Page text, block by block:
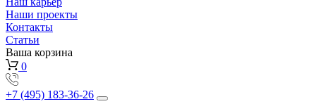
Наши проекты
Контакты
Статьи
Ваша корзина
0
+7 (495) 183-36-26